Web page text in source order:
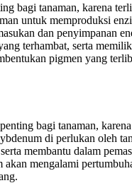
bagi tanaman, karena
untuk memproduksi
dan penyimpanan
terhambat, serta
pigmen yang
bagi tanaman,
di perlukan oleh
membantu dalam
mengalami